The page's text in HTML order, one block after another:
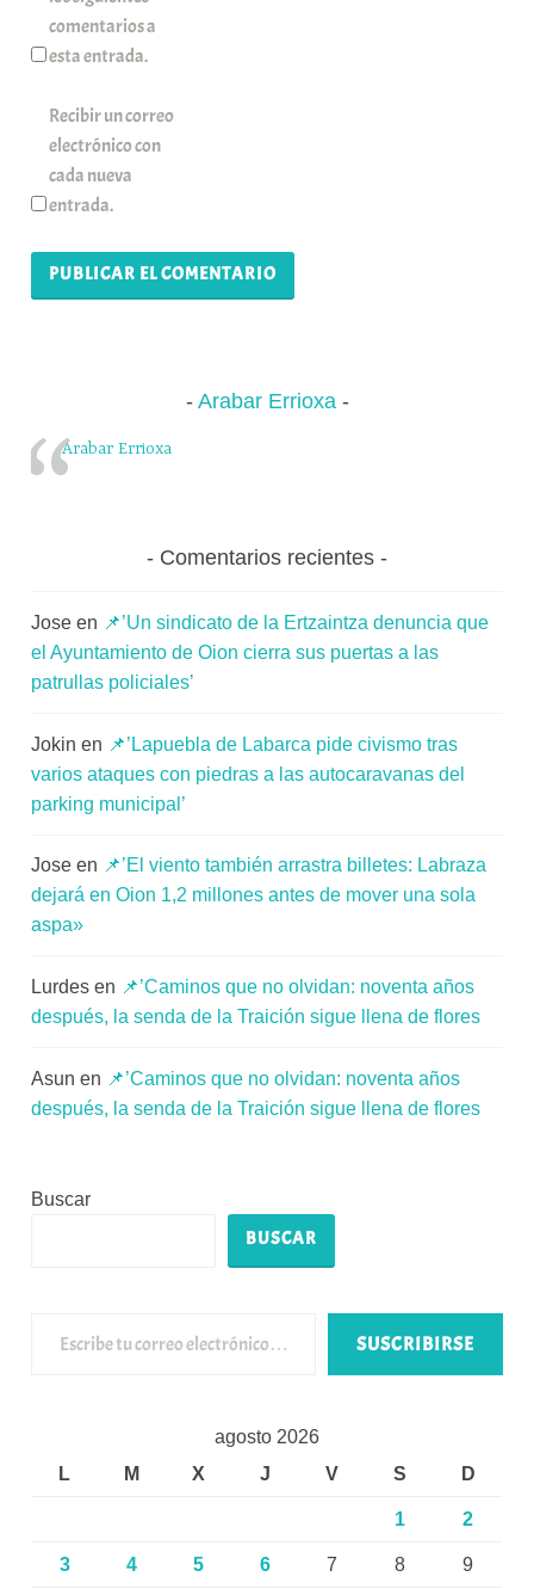
comentarios a
esta entrada.
Recibir un correo
electrónico con
cada nueva
entrada.
Arabar Errioxa
Arabar Errioxa
Comentarios recientes
Jose en 📌’Un sindicato de la Ertzaintza denuncia que
el Ayuntamiento de Oion cierra sus puertas a las
patrullas policiales’
Jokin en 📌’Lapuebla de Labarca pide civismo tras
varios ataques con piedras a las autocaravanas del
parking municipal’
Jose en 📌’El viento también arrastra billetes: Labraza
dejará en Oion 1,2 millones antes de mover una sola
aspa»
Lurdes en 📌’Caminos que no olvidan: noventa años
después, la senda de la Traición sigue llena de flores
Asun en 📌’Caminos que no olvidan: noventa años
después, la senda de la Traición sigue llena de flores
Buscar
BUSCAR
SUSCRIBIRSE
agosto 2026
L
M X J V S D
1 2
3 4 5 6 7 8 9